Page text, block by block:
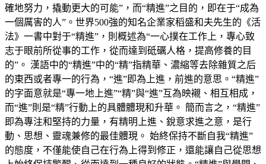
確地努力，撬動更大的可能”，而“精進”之目的，即在于“成為
一個厲害的人”。世界500強的知名企業家稻盛和夫先生的《活
法》一書中對于“精進”，則概述為“一心撲在工作上，專心致
志于眼前所從事的工作，從而達到砥礪人格，提高修養的目
的”。 漢語中的“精進”中的“精”指精華、濃縮等去除雜質之后
的東西或者專一的行為，“進”即為上進，前進的意思。“精進”
的字面意就是“專一地上進”“精”與“進”互為映襯、相互相成，
而“進”則是“精”行動上的具體體現和升華。 簡而言之，“精進”
即為專注和堅持的力量，有精明上進、銳意求進之意，是行
動、思想、靈魂兼修的最佳體現。 始終保持不斷自我“精進”
的態度，不僅能使自己在行為上得到修正，還能讓自己從思想